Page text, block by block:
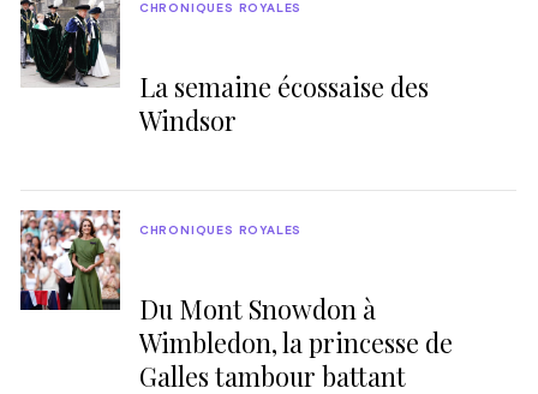
La semaine écossaise des
Windsor
CHRONIQUES ROYALES
Du Mont Snowdon à
Wimbledon, la princesse de
Galles tambour battant
CHRONIQUES ROYALES